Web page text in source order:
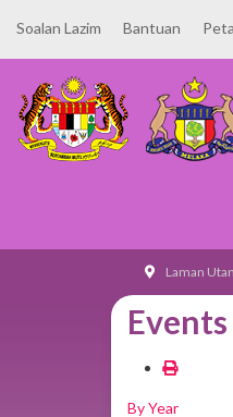
Soalan Lazim Bantuan
Laman
By Year